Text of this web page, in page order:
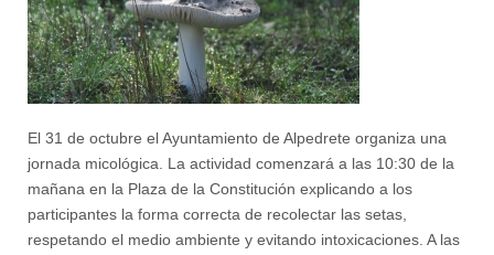
El 31 de octubre el Ayuntamiento de Alpedrete organiza una
jornada micológica. La actividad comenzará a las 10:30 de la
mañana en la Plaza de la Constitución explicando a los
participantes la forma correcta de recolectar las setas,
respetando el medio ambiente y evitando intoxicaciones. A las